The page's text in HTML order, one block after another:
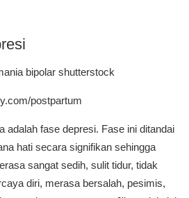
postpartum
adalah fase depresi. Fase ini ditandai
hati secara signifikan sehingga
sangat sedih, sulit tidur, tidak
diri, merasa bersalah, pesimis,